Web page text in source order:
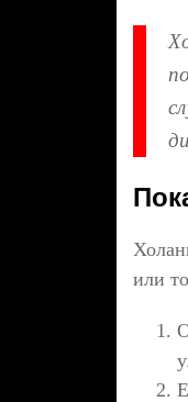
или